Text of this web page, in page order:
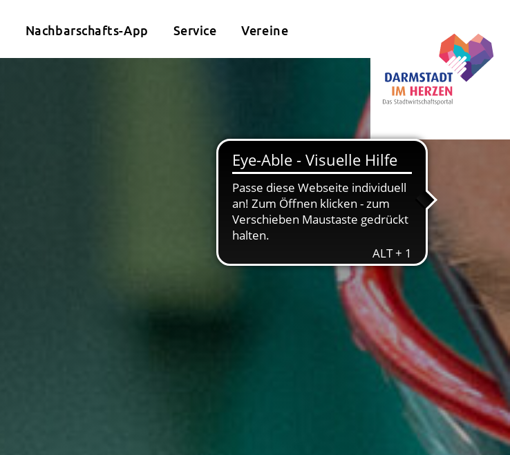
Nachbarschafts-App Service Vereine